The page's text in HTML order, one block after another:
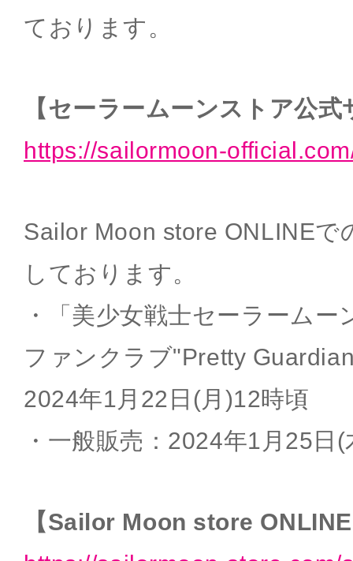
ております。
【セーラームーンストア公式
https://sailormoon-
Sailor Moon store ONLINEで
しております。
・「美少女戦士セーラーム
ファンクラブ"Pretty
2024年1月22日(月)12時頃
・一般販売：2024年1月25日
【Sailor Moon store